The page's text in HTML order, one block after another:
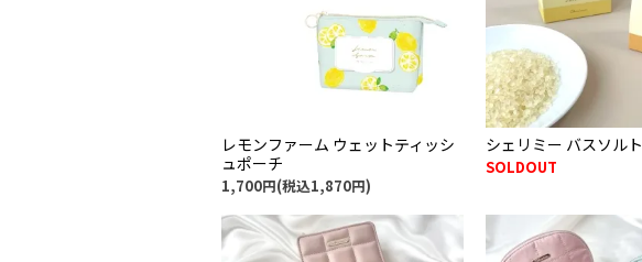
レモンファーム ウェットティッシ
ュポーチ
1,700円(税込1,870円)
シェリミー バスソルト
SOLDOUT